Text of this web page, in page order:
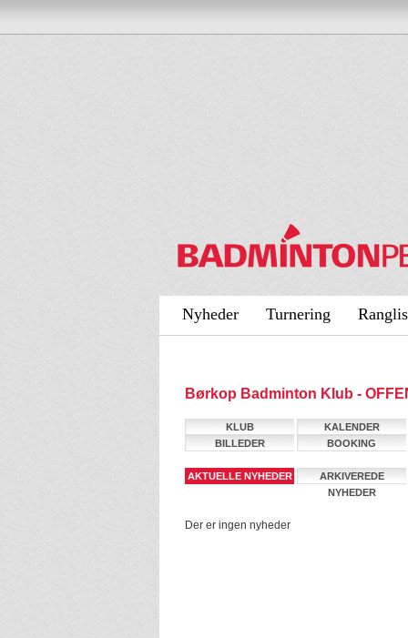
Nyheder Turnering
Børkop Badminton Klub -
KLUB
KALENDER
BILLEDER
BOOKING
AKTUELLE NYHEDER
ARKIVEREDE
NYHEDER
Der er ingen nyheder